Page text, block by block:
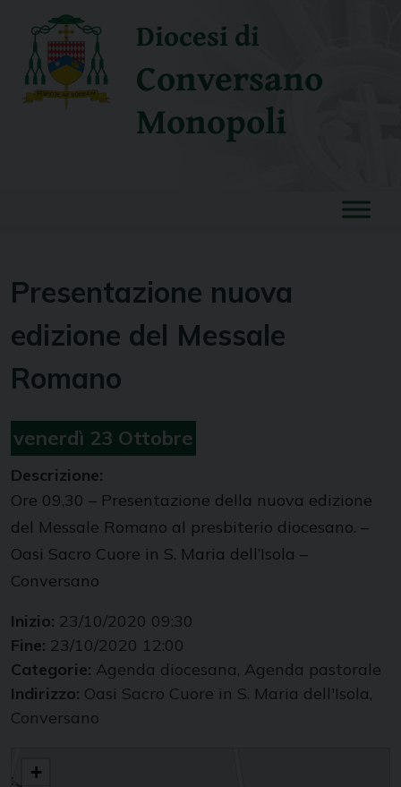
content
Diocesi di
Conversano
Monopoli
Presentazione nuova
edizione del Messale
Romano
venerdì 23 Ottobre
Descrizione:
Ore 09,30 – Presentazione della nuova edizione
del Messale Romano al presbiterio diocesano. –
Oasi Sacro Cuore in S. Maria dell’Isola –
Conversano
Inizio: 23/10/2020 09:30
Fine: 23/10/2020 12:00
Categorie: Agenda diocesana, Agenda pastorale
Indirizzo: Oasi Sacro Cuore in S. Maria dell'Isola,
Conversano
+